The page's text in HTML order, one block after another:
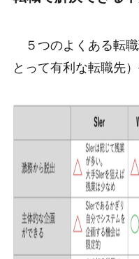
５つのよくある転
とって有利な転職先